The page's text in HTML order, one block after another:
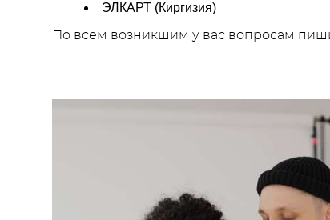
ЭЛКАРТ (Киргизия)
По всем возникшим у вас вопросам